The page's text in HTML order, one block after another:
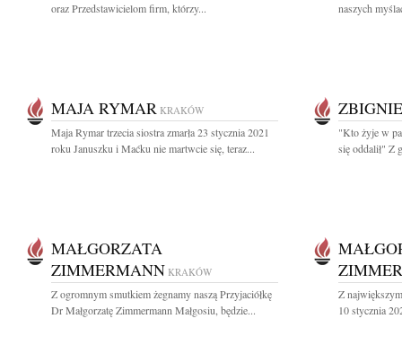
oraz Przedstawicielom firm, którzy...
naszych
MAJA RYMAR KRAKÓW
Maja Rymar trzecia siostra zmarła 23 stycznia 2021
roku Januszku i Maćku nie martwcie się, teraz...
"Kto żyje w
się oddalił" Z
MAŁGORZATA
ZIMMERMANN KRAKÓW
Z ogromnym smutkiem żegnamy naszą Przyjaciółkę
Dr Małgorzatę Zimmermann Małgosiu, będzie...
Z
10 stycznia